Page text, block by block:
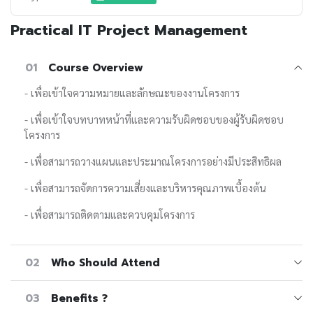
Practical IT Project Management
01 Course Overview
- เพื่อเข้าใจความหมายและลักษณะของงานโครงการ
- เพื่อเข้าใจบทบาทหน้าที่และความรับผิดชอบของผู้รับผิดชอบ
โครงการ
- เพื่อสามารถวางแผนและประมาณโครงการอย่างมีประสิทธิผล
- เพื่อสามารถจัดการความเสี่ยงและบริหารคุณภาพเบื้องต้น
- เพื่อสามารถติดตามและควบคุมโครงการ
02 Who Should Attend
03 Benefits ?